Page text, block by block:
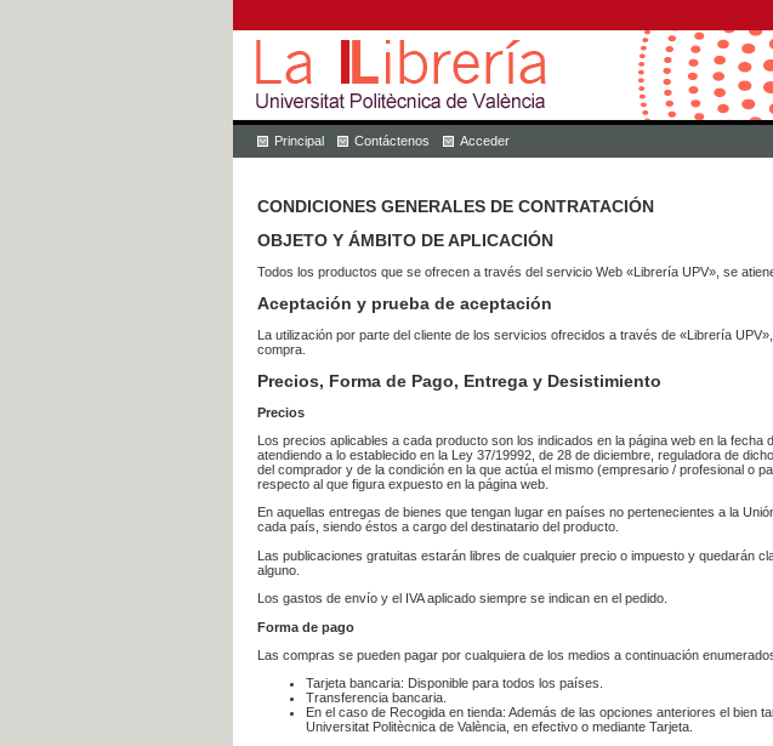
Principal Contáctenos Acceder
CONDICIONES GENERALES DE CONTRATACIÓN
OBJETO Y ÁMBITO DE APLICACIÓN
Todos los productos que se ofrecen a través del servicio Web «Librería UPV», se
Aceptación y prueba de aceptación
La utilización por parte del cliente de los servicios ofrecidos a través de «Librería
compra.
Precios, Forma de Pago, Entrega y Desistimiento
Precios
Los precios aplicables a cada producto son los indicados en la página web en la fecha
atendiendo a lo establecido en la Ley 37/19992, de 28 de diciembre, reguladora de
del comprador y de la condición en la que actúa el mismo (empresario / profesional o
respecto al que figura expuesto en la página web.
En aquellas entregas de bienes que tengan lugar en países no pertenecientes a la
cada país, siendo éstos a cargo del destinatario del producto.
Las publicaciones gratuitas estarán libres de cualquier precio o impuesto y quedarán
alguno.
Los gastos de envío y el IVA aplicado siempre se indican en el pedido.
Forma de pago
Las compras se pueden pagar por cualquiera de los medios a continuación
Tarjeta bancaria: Disponible para todos los países.
Transferencia bancaria.
En el caso de Recogida en tienda: Además de las opciones anteriores el bien
Universitat Politècnica de València, en efectivo o mediante Tarjeta.